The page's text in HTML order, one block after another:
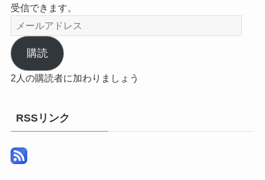
受信できます。
メ
ー
ル
ア
ド
購読
2人の購読者に加わりましょう
RSSリンク